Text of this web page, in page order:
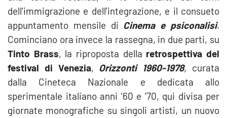
dell'immigrazione e dell'integrazione, e il consueto
appuntamento mensile di Cinema e psiconalisi.
Cominciano ora invece la rassegna, in due parti, su
Tinto Brass, la riproposta della retrospettiva del
festival di Venezia, Orizzonti 1960-1978, curata
dalla Cineteca Nazionale e dedicata allo
sperimentale italiano anni '60 e '70, qui divisa per
giornate monografiche su singoli artisti, un nuovo